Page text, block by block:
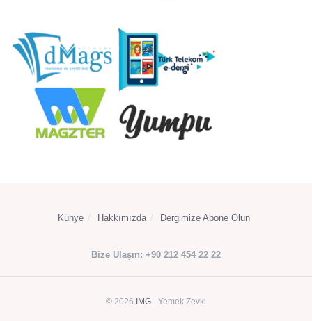
Künye Hakkımızda Dergimize Abone Olun
Bize Ulaşın: +90 212 454 22 22
© 2026 IMG - Yemek Zevki